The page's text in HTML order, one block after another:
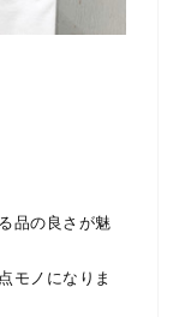
品の良さが魅
モノになりま